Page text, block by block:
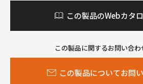
この製品のWebカタ
この製品に関するお問い合
この製品についてお問